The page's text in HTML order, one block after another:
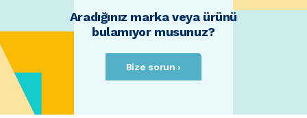
Aradığınız marka veya ürünü
bulamıyor musunuz?
Bize sorun ›